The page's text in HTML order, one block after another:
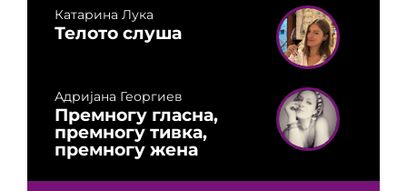
Катарина Лука
Телото слуша
Адријана Георгиев
Премногу гласна,
премногу тивка,
премногу жена